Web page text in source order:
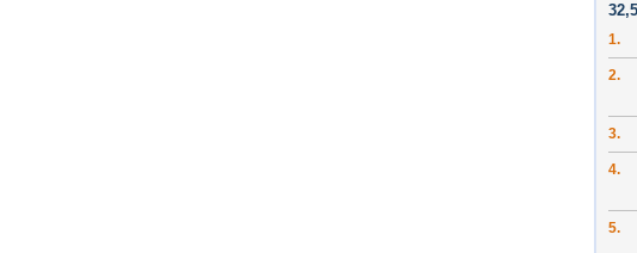
1.
2.
3.
4.
5.